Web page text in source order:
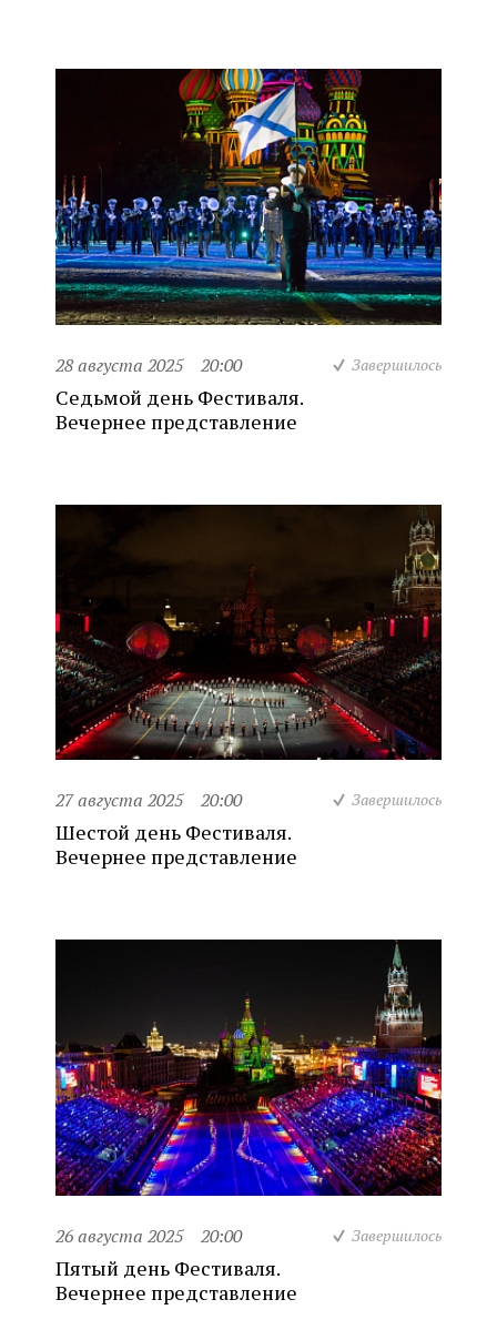
28 августа 2025 20:00 Завершилось
Седьмой день Фестиваля.
Вечернее представление
27 августа 2025 20:00 Завершилось
Шестой день Фестиваля.
Вечернее представление
26 августа 2025 20:00 Завершилось
Пятый день Фестиваля.
Вечернее представление